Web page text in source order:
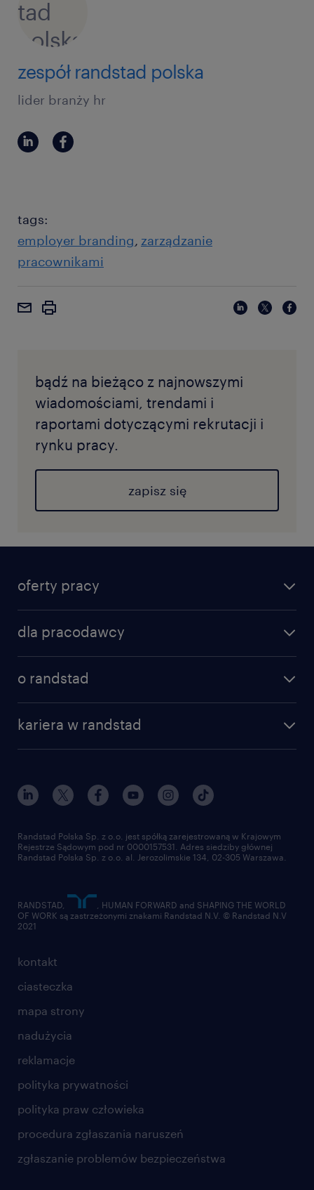
zespół randstad polska
lider branży hr
tags:
employer branding zarządzanie
pracownikami
bądź na bieżąco z najnowszymi
wiadomościami, trendami i
raportami dotyczącymi rekrutacji i
rynku pracy.
zapisz się
oferty pracy
dla pracodawcy
o randstad
kariera w randstad
kontakt
ciasteczka
mapa strony
nadużycia
reklamacje
polityka prywatności
polityka praw człowieka
procedura zgłaszania naruszeń
zgłaszanie problemów bezpieczeństwa
Randstad Polska Sp. z o.o. jest spółką zarejestrowaną w Krajowym
Rejestrze Sądowym pod nr 0000157531. Adres siedziby głównej
Randstad Polska Sp. z o.o. al. Jerozolimskie 134, 02-305 Warszawa.
RANDSTAD,
, HUMAN FORWARD and SHAPING THE WORLD
OF WORK są zastrzeżonymi znakami Randstad N.V. © Randstad N.V
2021